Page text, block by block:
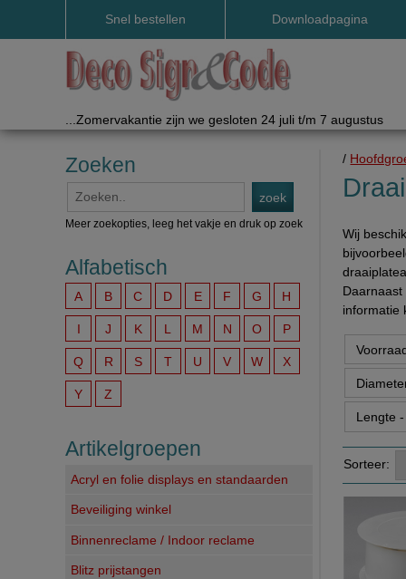
Snel bestellen Downloadpagina
Handleidingen etc.
...Zomervakantie zijn we gesloten 24 juli t/m 7 augustus
Zoeken
Meer zoekopties, leeg het vakje en druk op zoek
Alfabetisch
A B C D E F G H
I J K L M N O P
Q R S T U V W X
Y Z
Artikelgroepen
Acryl en folie displays en standaarden
Beveiliging winkel
Binnenreclame / Indoor reclame
Blitz prijstangen
/
Wij
informatie
Sorteer: